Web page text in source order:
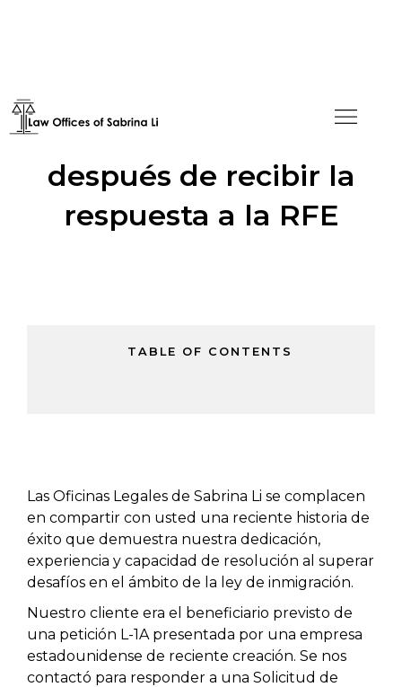
L-1A Aprobada Un Día
después de recibir la
respuesta a la RFE
TABLE OF CONTENTS
Las Oficinas Legales de Sabrina Li se complacen
en compartir con usted una reciente historia de
éxito que demuestra nuestra dedicación,
experiencia y capacidad de resolución al superar
desafíos en el ámbito de la ley de inmigración.
Nuestro cliente era el beneficiario previsto de
una petición L-1A presentada por una empresa
estadounidense de reciente creación. Se nos
contactó para responder a una Solicitud de